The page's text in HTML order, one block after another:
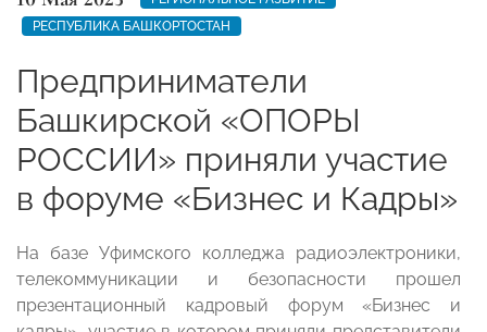
РЕСПУБЛИКА БАШКОРТОСТАН
Предприниматели
Башкирской «ОПОРЫ
РОССИИ» приняли участие
в форуме «Бизнес и Кадры»
На базе Уфимского колледжа радиоэлектроники,
телекоммуникации и безопасности прошел
презентационный кадровый форум «Бизнес и